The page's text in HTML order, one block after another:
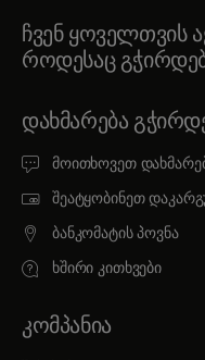
ჩვენ ყოველთვის
როდესაც
ᲓᲐᲮᲛᲐᲠᲔᲑᲐ
მოითხოვეთ
შეატყობინეთ
ბანკომატის პოვნა
ხშირი კითხვები
ᲙᲝᲛᲞᲐᲜᲘᲐ